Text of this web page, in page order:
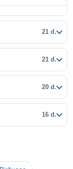
21 d.
21 d.
20 d.
16 d.